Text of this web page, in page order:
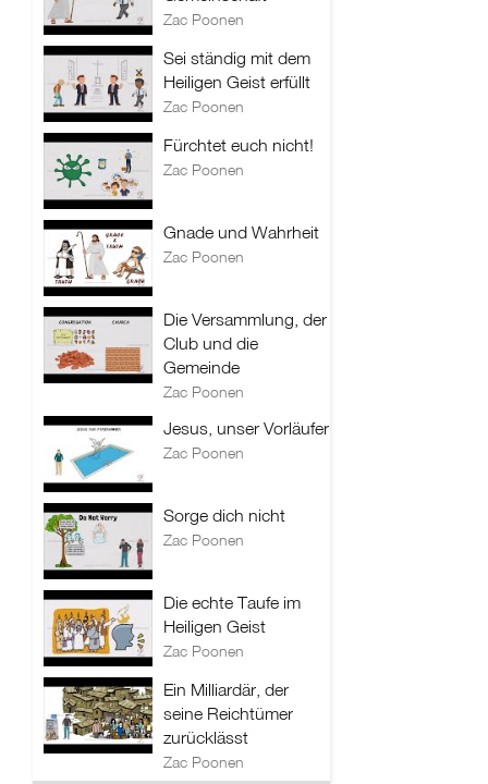
Zac Poonen
Sei ständig mit dem
Heiligen Geist erfüllt
Zac Poonen
Fürchtet euch nicht!
Zac Poonen
Gnade und Wahrheit
Zac Poonen
Die Versammlung, der
Club und die
Gemeinde
Zac Poonen
Jesus, unser Vorläufer
Zac Poonen
Sorge dich nicht
Zac Poonen
Die echte Taufe im
Heiligen Geist
Zac Poonen
Ein Milliardär, der
seine Reichtümer
zurücklässt
Zac Poonen